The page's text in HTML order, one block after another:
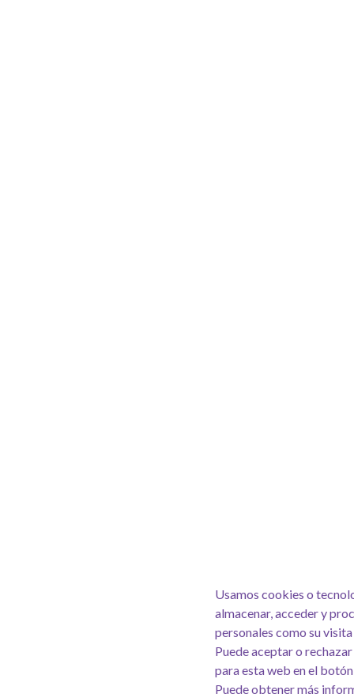
Usamos cookies o
almacenar, acceder y
personales como su
Puede aceptar o
para esta web en el
Puede obtener más